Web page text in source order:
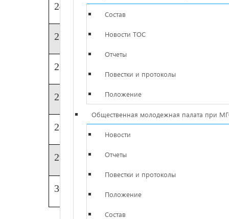
Cостав
Новости ТОС
Отчеты
Повестки и протоколы
Положение
Общественная молодежная палата при
Новости
Отчеты
Повестки и протоколы
Положение
Состав
24 Плотников Евгений Анатольевич
25 Смолин Игорь Владимирович
26
27 Токарев Виктор Иванович
28 Феоктистов Вадим Николаевич
29 Чащинов Сергей Александрович
30